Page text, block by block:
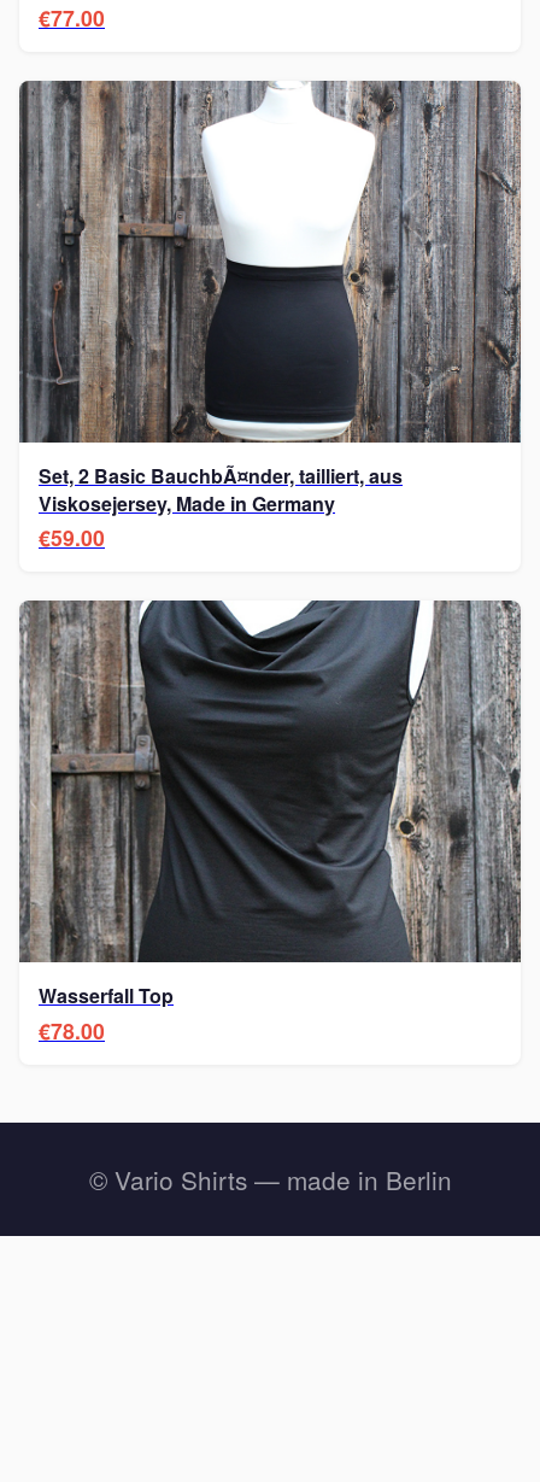
€77.00
Set, 2 Basic BauchbÃ¤nder, tailliert, aus
Viskosejersey, Made in Germany
€59.00
Wasserfall Top
€78.00
© Vario Shirts — made in Berlin